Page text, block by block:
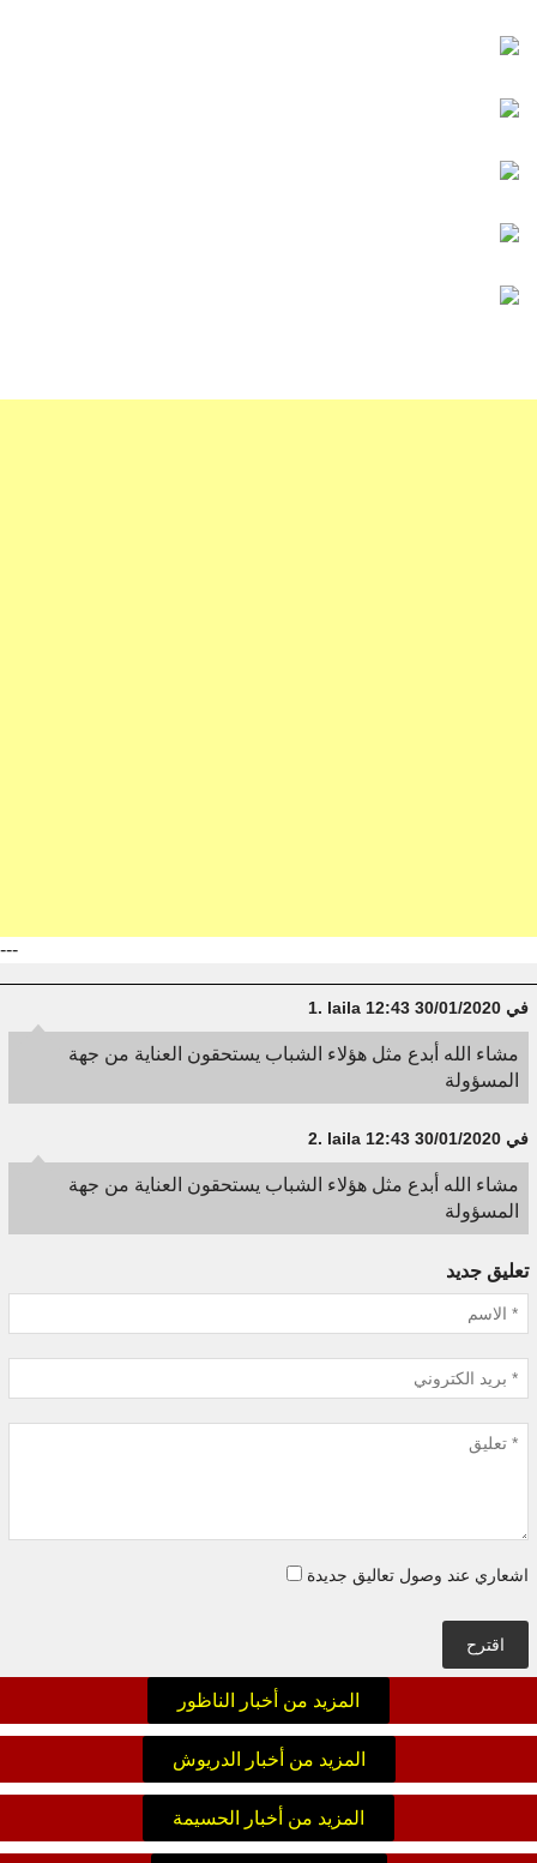
---
1. laila في 30/01/2020 12:43
مشاء الله أبدع مثل هؤلاء الشباب يستحقون العناية من جهة
المسؤولة
2. laila في 30/01/2020 12:43
مشاء الله أبدع مثل هؤلاء الشباب يستحقون العناية من جهة
المسؤولة
تعليق جديد
اشعاري عند وصول تعاليق جديدة
اقترح
المزيد من أخبار الناظور
المزيد من أخبار الدريوش
المزيد من أخبار الحسيمة